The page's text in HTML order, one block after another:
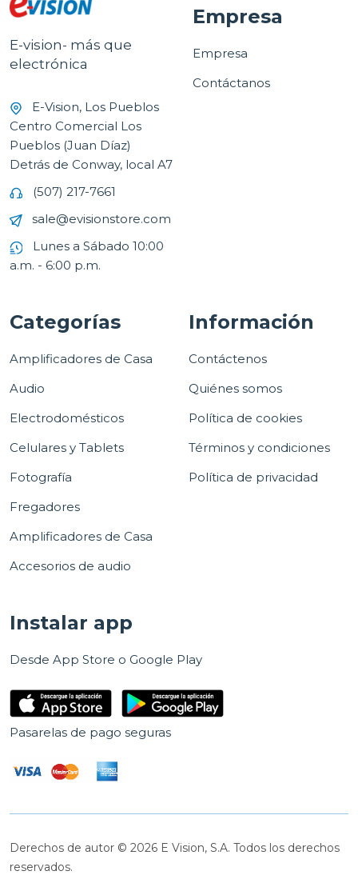
E-vision- más que
electrónica
E-Vision, Los Pueblos
Centro Comercial Los
Pueblos (Juan Díaz)
Detrás de Conway, local A7
(507) 217-7661
sale@evisionstore.com
Lunes a Sábado 10:00
a.m. - 6:00 p.m.
Empresa
Empresa
Contáctanos
Categorías
Amplificadores de Casa
Audio
Electrodomésticos
Celulares y Tablets
Fotografía
Fregadores
Amplificadores de Casa
Accesorios de audio
Información
Contáctenos
Quiénes somos
Política de cookies
Términos y condiciones
Política de privacidad
Instalar app
Desde App Store o Google Play
Pasarelas de pago seguras
Derechos de autor © 2026 E Vision, S.A. Todos los derechos
reservados.